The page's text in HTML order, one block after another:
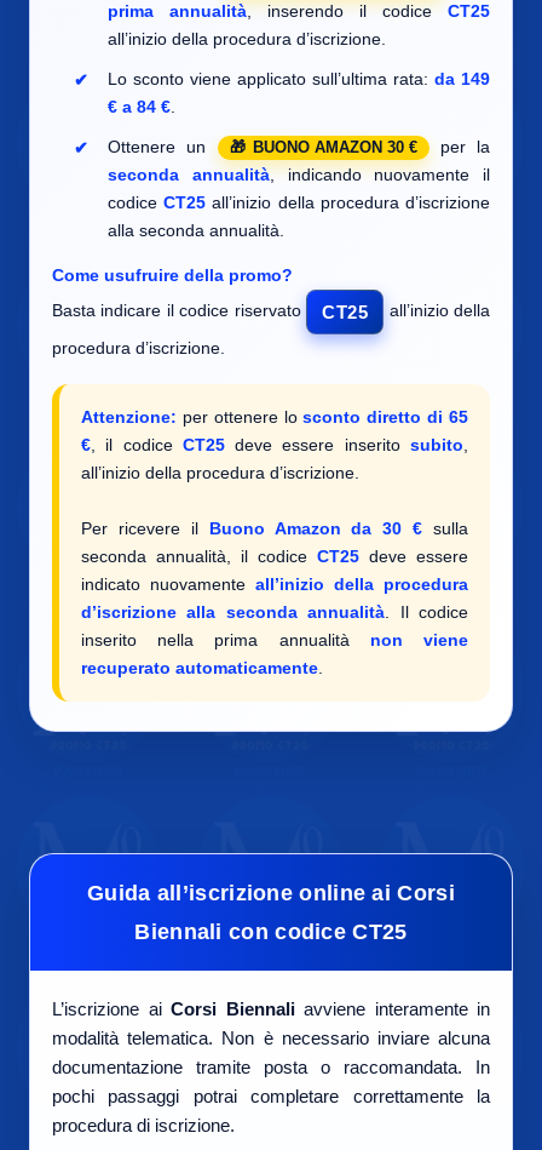
prima annualità, inserendo il codice CT25
all’inizio della procedura d’iscrizione.
Lo sconto viene applicato sull’ultima rata: da 149
€ a 84 €
Ottenere un BUONO AMAZON 30 €
per la
seconda annualità, indicando nuovamente il
codiceCT25 all’inizio della procedura d’iscrizione
alla seconda annualità.
Come usufruire della promo?
Basta indicare il codice riservato
CT25
all’inizio della
procedura d’iscrizione.
Attenzione: per ottenere losconto diretto di 65
€ , il codice CT25deve essere inseritosubito
all’inizio della procedura d’iscrizione.
Per ricevere il Buono Amazon da 30 € sulla
seconda annualità, il codice CT25 deve essere
indicato nuovamente all’inizio della procedura
d’iscrizione alla seconda annualità . Il codice
inserito nella prima annualità non viene
recuperato automaticamente
Guida all’iscrizione online ai Corsi
Biennali con codice CT25
L’iscrizione ai Corsi Biennaliavviene interamente in
modalità telematica. Non è necessario inviare alcuna
documentazione tramite posta o raccomandata. In
pochi passaggi potrai completare correttamente la
procedura di iscrizione.